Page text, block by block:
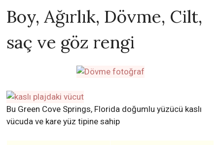
Boy, Ağırlık, Dövme, Cilt,
saç ve göz rengi
Bu Green Cove Springs, Florida doğumlu yüzücü kaslı
vücuda ve kare yüz tipine sahip